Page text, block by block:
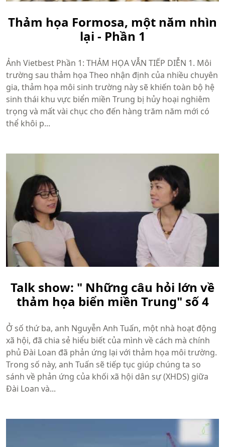
Thảm họa Formosa, một năm nhìn
lại - Phần 1
Ảnh Vietbest Phần 1: THẢM HỌA VẪN TIẾP DIỄN 1. Môi
trường sau thảm họa Theo nhận định của nhiều chuyên
gia, thảm họa môi sinh trường này sẽ khiến toàn bộ hệ
sinh thái khu vực biển miền Trung bị hủy hoại nghiêm
trọng và mất vài chục cho đến hàng trăm năm mới có
thể khôi p...
Talk show: " Những câu hỏi lớn về
thảm họa biển miền Trung" số 4
Ở số thứ ba, anh Nguyễn Anh Tuấn, một nhà hoạt động
xã hội, đã chia sẻ hiểu biết của mình về cách mà chính
phủ Đài Loan đã phản ứng lại với thảm họa môi trường.
Trong số này, anh Tuấn sẽ tiếp tục giúp chúng ta so
sánh về phản ứng của khối xã hội dân sự (XHDS) giữa
Đài Loan và...